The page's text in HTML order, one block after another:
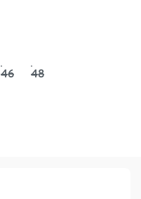
46 48